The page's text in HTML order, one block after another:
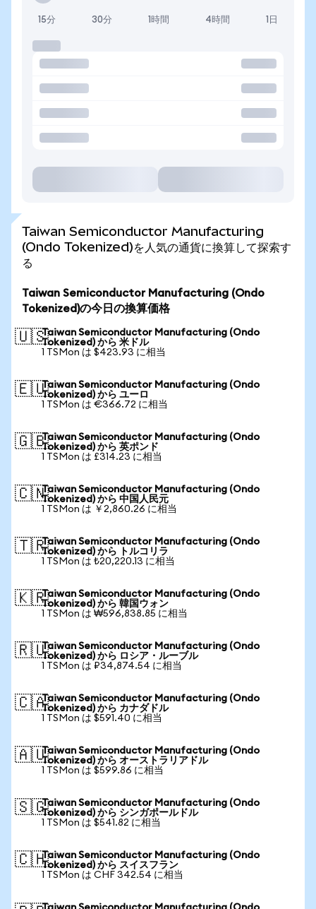
15分 30分 1時間 4時間 1日
Taiwan Semiconductor Manufacturing
(Ondo Tokenized)を人気の通貨に換算して探索す
る
Taiwan Semiconductor Manufacturing (Ondo
Tokenized)の今日の換算価格
🇺🇸Taiwan Semiconductor Manufacturing (Ondo
Tokenized) から 米ドル
1 TSMon は $423.93 に相当
🇪🇺Taiwan Semiconductor Manufacturing (Ondo
Tokenized) から ユーロ
1 TSMon は €366.72 に相当
🇬🇧Taiwan Semiconductor Manufacturing (Ondo
Tokenized) から 英ポンド
1 TSMon は £314.23 に相当
🇨🇳Taiwan Semiconductor Manufacturing (Ondo
Tokenized) から 中国人民元
1 TSMon は ￥2,860.26 に相当
🇹🇷Taiwan Semiconductor Manufacturing (Ondo
Tokenized) から トルコリラ
1 TSMon は ₺20,220.13 に相当
🇰🇷Taiwan Semiconductor Manufacturing (Ondo
Tokenized) から 韓国ウォン
1 TSMon は ₩596,838.85 に相当
🇷🇺Taiwan Semiconductor Manufacturing (Ondo
Tokenized) から ロシア・ルーブル
1 TSMon は ₽34,874.54 に相当
🇨🇦Taiwan Semiconductor Manufacturing (Ondo
Tokenized) から カナダドル
1 TSMon は $591.40 に相当
🇦🇺Taiwan Semiconductor Manufacturing (Ondo
Tokenized) から オーストラリアドル
1 TSMon は $599.86 に相当
🇸🇬Taiwan Semiconductor Manufacturing (Ondo
Tokenized) から シンガポールドル
1 TSMon は $541.82 に相当
🇨🇭Taiwan Semiconductor Manufacturing (Ondo
Tokenized) から スイスフラン
1 TSMon は CHF 342.54 に相当